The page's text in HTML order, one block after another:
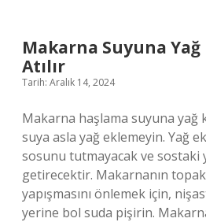
Makarna Suyuna Yağ
Atılır
Tarih: Aralık 14, 2024
Makarna haşlama suyuna yağ
suya asla yağ eklemeyin. Yağ
sosunu tutmayacak ve sostaki
getirecektir. Makarnanın
yapışmasını önlemek için,
yerine bol suda pişirin.